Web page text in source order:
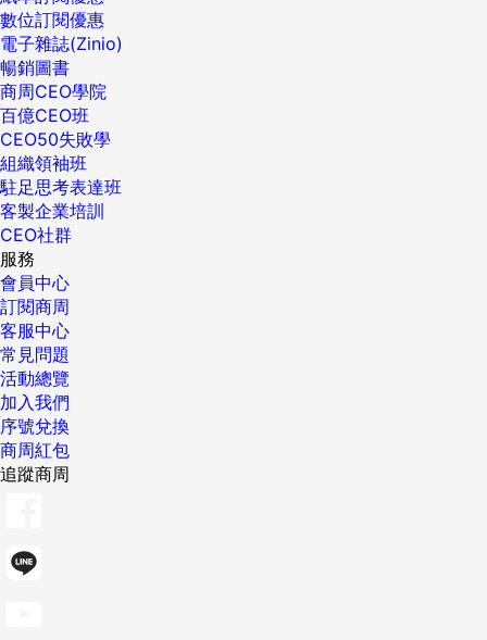
數位訂閱優惠
電子雜誌(Zinio)
暢銷圖書
商周CEO學院
百億CEO班
CEO50失敗學
組織領袖班
駐足思考表達班
客製企業培訓
CEO社群
服務
會員中心
訂閱商周
客服中心
常見問題
活動總覽
加入我們
序號兌換
商周紅包
追蹤商周